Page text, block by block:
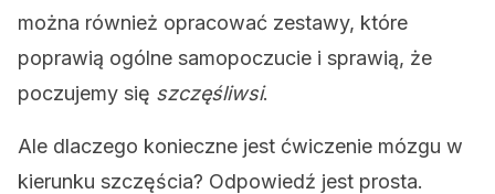
można również opracować zestawy, które
poprawią ogólne samopoczucie i sprawią, że
poczujemy się szczęśliwsi.
Ale dlaczego konieczne jest ćwiczenie mózgu w
kierunku szczęścia? Odpowiedź jest prosta.